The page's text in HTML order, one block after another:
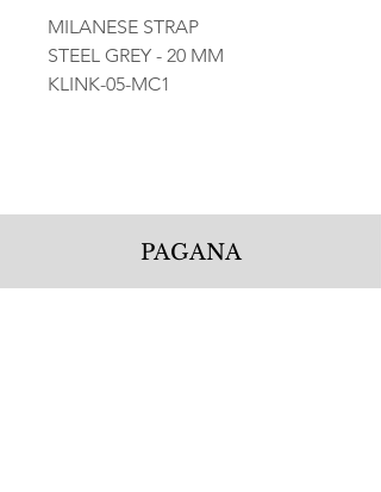
MILANESE STRAP
STEEL GREY - 20 MM
KLINK-05-MC1
PAGANA